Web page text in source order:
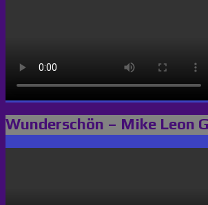
Wunderschön – Mike Leon